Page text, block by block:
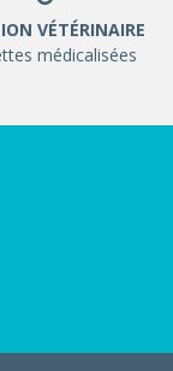
VÉTÉRINAIRE
médicalisées